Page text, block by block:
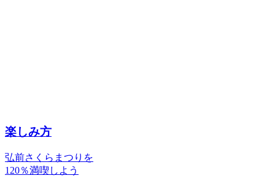
楽しみ方
弘前さくらまつりを
120％満喫しよう